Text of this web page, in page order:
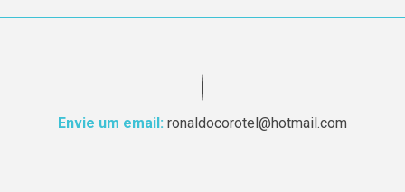
Envie um email: ronaldocorotel@hotmail.com